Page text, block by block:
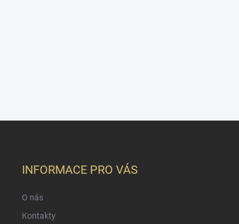
INFORMACE PRO VÁS
O nás
Kontakty